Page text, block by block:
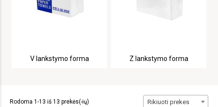
V lankstymo forma Z lankstymo forma
Rodoma 1-13 iš 13 prekės(-ių) Rikiuoti prekes